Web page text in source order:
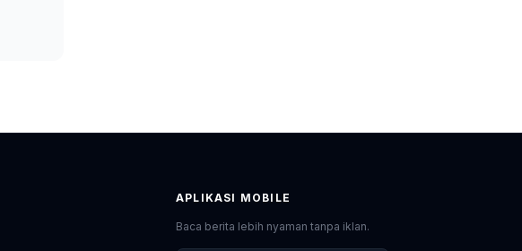
APLIKASI MOBILE
Baca berita lebih nyaman tanpa iklan.